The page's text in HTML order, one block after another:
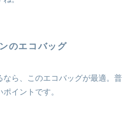
のエコバッグ
なら、このエコバッグが最適。普
イントです。